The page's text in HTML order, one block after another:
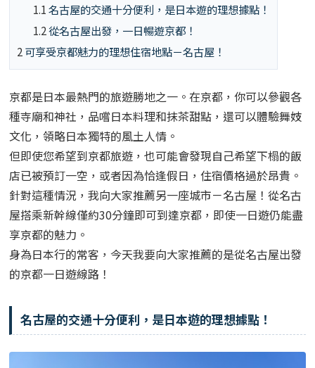
1.1名古屋的交通十分便利，是日本遊的理想據點！
1.2從名古屋出發，一日暢遊京都！
2可享受京都魅力的理想住宿地點－名古屋！
京都是日本最熱門的旅遊勝地之一。在京都，你可以參觀各
種寺廟和神社，品嚐日本料理和抹茶甜點，還可以體驗舞妓
文化，領略日本獨特的風土人情。
但即使您希望到京都旅遊，也可能會發現自己希望下榻的飯
店已被預訂一空，或者因為恰逢假日，住宿價格過於昂貴。
針對這種情況，我向大家推薦另一座城市－名古屋！從名古
屋搭乘新幹線僅約30分鐘即可到達京都，即使一日遊仍能盡
享京都的魅力。
身為日本行的常客，今天我要向大家推薦的是從名古屋出發
的京都一日遊線路！
名古屋的交通十分便利，是日本遊的理想據點！